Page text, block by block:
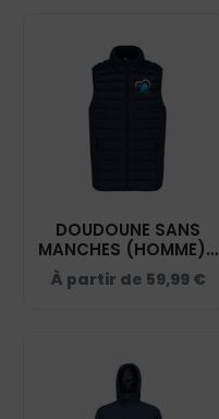
DOUDOUNE SANS
MANCHES (HOMME) -
VAL DE SAÔNE -
NAVY - K6113
À partir de 59,99 €